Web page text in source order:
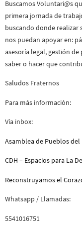
Buscamos Voluntari@s
primera jornada de
buscando donde realizar
nos puedan apoyar en:
asesoría legal, gestión
saber o hacer que
Saludos Fraternos
Para más información:
Vía inbox:
Asamblea de Pueblos
CDH – Espacios para La
Reconstruyamos el
Whatsapp / Llamadas:
5541016751